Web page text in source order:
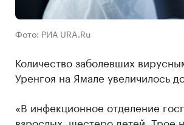
Фото: РИА URA.Ru
Количество заболевших
Уренгоя на Ямале увеличилось до
«В инфекционное отделение